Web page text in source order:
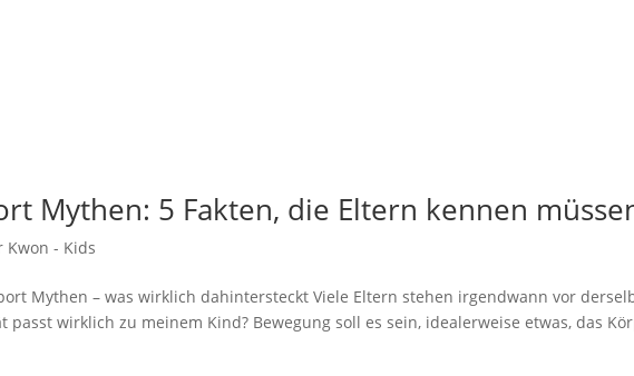
Mythen: 5 Fakten, die Eltern kennen
Kwon - Kids
Mythen – was wirklich dahintersteckt Viele Eltern stehen irgendwann vor
passt wirklich zu meinem Kind? Bewegung soll es sein, idealerweise etwas, das